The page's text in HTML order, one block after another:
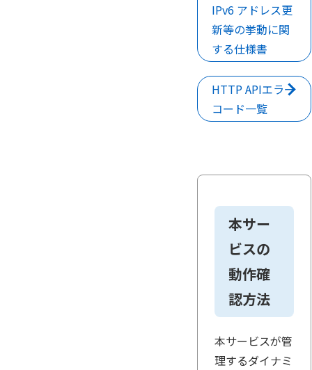
IPv6 アドレス更
新等の挙動に関
する仕様書
HTTP APIエラー
コード一覧
本サー
ビスの
動作確
認方法
本サービスが管
理するダイナミ